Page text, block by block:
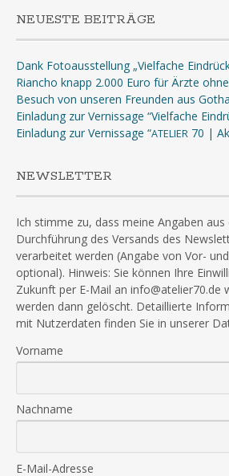
NEUESTE BEITRÄGE
Dank Fotoausstellung „Vielfache
Riancho knapp 2.000 Euro für Ärzte
Besuch von unseren Freunden aus Gotha
Einladung zur Vernissage “Vielfache
Einladung zur Vernissage “ATELIER 70 |
NEWSLETTER
Ich stimme zu, dass meine Angaben
Durchführung des Versands des
verarbeitet werden (Angabe von Vor-
optional). Hinweis: Sie können Ihre
Zukunft per E-Mail an info@atelier70.de
werden dann gelöscht. Detaillierte
mit Nutzerdaten finden Sie in unserer
Vorname
Nachname
E-Mail-Adresse